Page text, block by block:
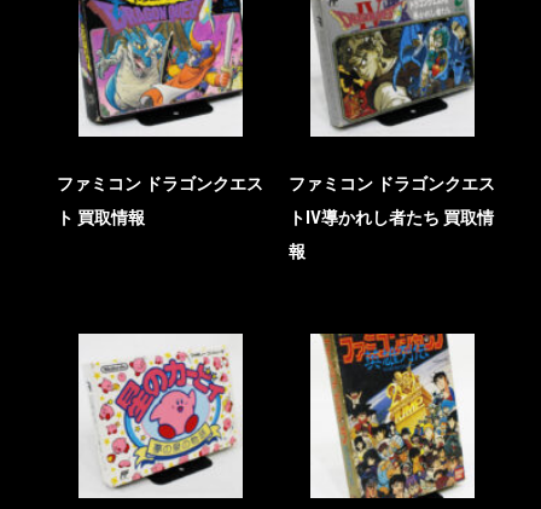
ファミコン ドラゴンクエス
ト 買取情報
ファミコン ドラゴンクエス
トIV導かれし者たち 買取情
報